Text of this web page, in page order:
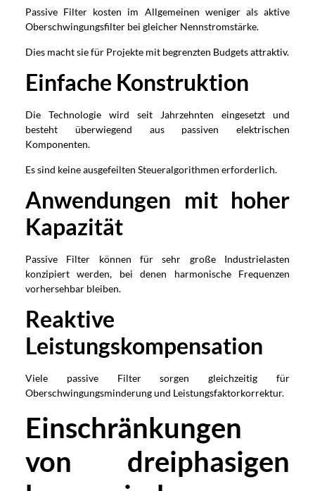
Passive Filter kosten im Allgemeinen weniger als aktive
Oberschwingungsfilter bei gleicher Nennstromstärke.
Dies macht sie für Projekte mit begrenzten Budgets attraktiv.
Einfache Konstruktion
Die Technologie wird seit Jahrzehnten eingesetzt und
besteht überwiegend aus passiven elektrischen
Komponenten.
Es sind keine ausgefeilten Steueralgorithmen erforderlich.
Anwendungen mit hoher
Kapazität
Passive Filter können für sehr große Industrielasten
konzipiert werden, bei denen harmonische Frequenzen
vorhersehbar bleiben.
Reaktive
Leistungskompensation
Viele passive Filter sorgen gleichzeitig für
Oberschwingungsminderung und Leistungsfaktorkorrektur.
Einschränkungen
von dreiphasigen